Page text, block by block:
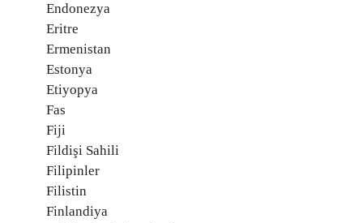
Endonezya
Eritre
Ermenistan
Estonya
Etiyopya
Fas
Fiji
Fildişi Sahili
Filipinler
Filistin
Finlandiya